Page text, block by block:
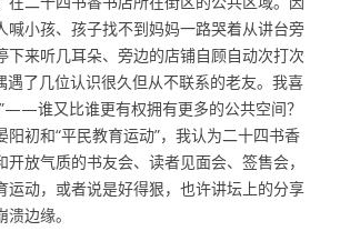
喊小孩、孩子找不到妈妈一路哭着从讲台旁
下来听几耳朵、旁边的店铺自顾自动次打次
遇了几位认识很久但从不联系的老友。我喜
谁又比谁更有权拥有更多的公共空间？
阳初和“平民教育运动”，我认为二十四书香
放气质的书友会、读者见面会、签售会，
运动，或者说是好得狠，也许讲坛上的分享
边缘。